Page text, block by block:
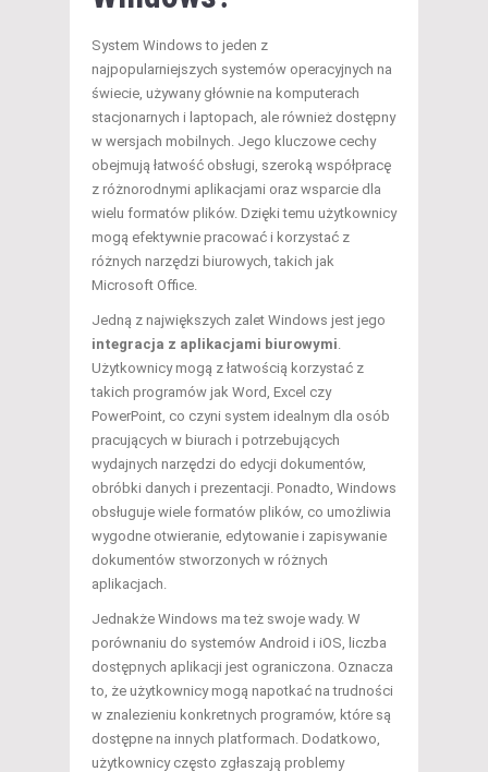
System Windows to jeden z
najpopularniejszych systemów operacyjnych na
świecie, używany głównie na komputerach
stacjonarnych i laptopach, ale również dostępny
w wersjach mobilnych. Jego kluczowe cechy
obejmują łatwość obsługi, szeroką współpracę
z różnorodnymi aplikacjami oraz wsparcie dla
wielu formatów plików. Dzięki temu użytkownicy
mogą efektywnie pracować i korzystać z
różnych narzędzi biurowych, takich jak
Microsoft Office.
Jedną z największych zalet Windows jest jego
integracja z aplikacjami biurowymi
Użytkownicy mogą z łatwością korzystać z
takich programów jak Word, Excel czy
PowerPoint, co czyni system idealnym dla osób
pracujących w biurach i potrzebujących
wydajnych narzędzi do edycji dokumentów,
obróbki danych i prezentacji. Ponadto, Windows
obsługuje wiele formatów plików, co umożliwia
wygodne otwieranie, edytowanie i zapisywanie
dokumentów stworzonych w różnych
aplikacjach.
Jednakże Windows ma też swoje wady. W
porównaniu do systemów Android i iOS, liczba
dostępnych aplikacji jest ograniczona. Oznacza
to, że użytkownicy mogą napotkać na trudności
w znalezieniu konkretnych programów, które są
dostępne na innych platformach. Dodatkowo,
użytkownicy często zgłaszają problemy